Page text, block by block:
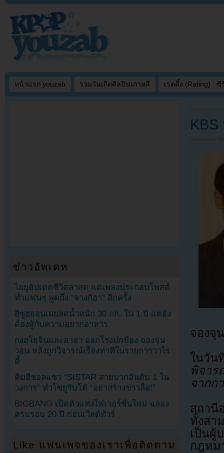
หน้าแรก youzab รวมวันเกิดศิลปินเกาหลี เรตติ้ง (Rating) : ซี
จองจุ
ในวัน
พิจาร
จากก
สถานี
ทั้งสา
เป็นผู้
กฎหม
ข่าวอัพเดท
ไอยูอัปเดตชีวิตล่าสุด แต่เพลงประกอบโพสต์
ทำแฟนๆ พูดถึง “จางกีฮา” อีกครั้ง
อีซูฮยอนเผยลดน้ำหนัก 30 กก. ใน 1 ปี แต่ยัง
ต้องสู้กับความอยากอาหาร
กงฮโยจินและฮาฮ่า ออกโรงปกป้อง จองจุน
วอน หลังถูกวิจารณ์เรื่องท่าทีในรายการวาไร
ตี้
คิมฮีชอลแซว “SISTAR สายบวกอันดับ 1 ใน
วงการ” ทำโซยูรีบโต้ “อย่าสร้างข่าวลือ!”
BIGBANG เปิดตัวแท่งไฟเวอร์ชั่นใหม่ ฉลอง
ครบรอบ 20 ปี ก่อนเวิลด์ทัวร์
Like แฟนเพจของเราเพื่อติดตาม